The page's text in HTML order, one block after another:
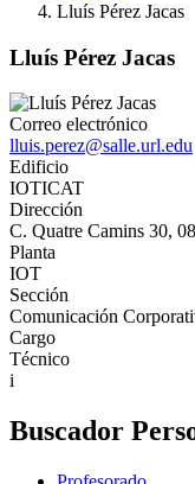
Lluís Pérez Jacas
Lluís Pérez Jacas
Correo electrónico
lluis.perez@salle.url.edu
Edificio
IOTICAT
Dirección
C. Quatre Camins 30,
Planta
IOT
Sección
Comunicación
Cargo
Técnico
i
Buscador